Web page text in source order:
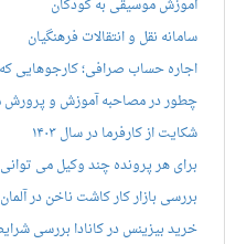
آموزش موسیقی به کودکان
سامانه نقل و انتقالات فرهنگیان
اجاره حساب صرافی؛ کارجوهایی
چطور در مصاحبه‌ آموزش و
شکایت از کارفرما در سال ۱۴۰۳
برای هر پرونده چند وکیل می
بررسی بازار کار کاشت ناخن در
خرید بیزینس در کانادا بررسی